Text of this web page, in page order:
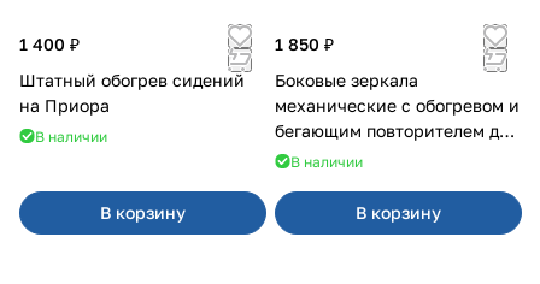
1 400 ₽
Штатный обогрев сидений
на Приора
В наличии
В корзину
1 850 ₽
Боковые зеркала
механические с обогревом и
бегающим повторителем для
4х4В наличии
В корзину